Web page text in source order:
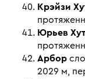
Крэйзи
Юрьев
Арбор
2029 м,